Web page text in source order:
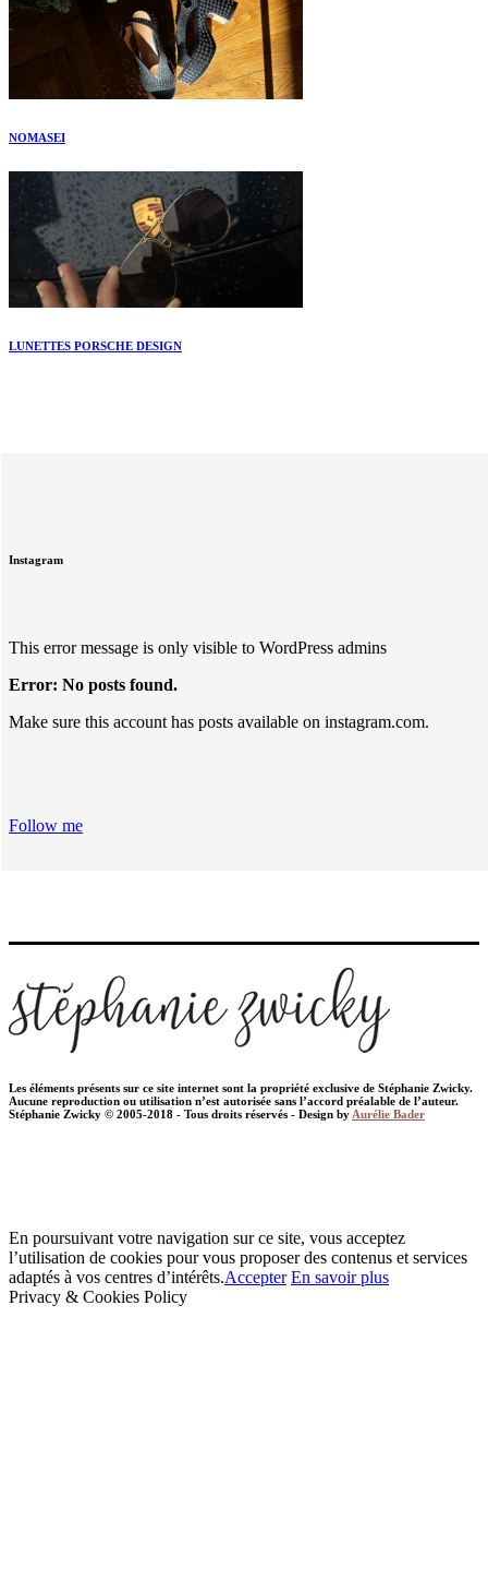
NOMASEI
LUNETTES PORSCHE DESIGN
Instagram
This error message is only visible to WordPress admins
Error: No posts found.
Make sure this account has posts available on instagram.com.
Follow me
Les éléments présents sur ce site internet sont la propriété exclusive de Stéphanie Zwicky.
Aucune reproduction ou utilisation n’est autorisée sans l’accord préalable de l’auteur.
Stéphanie Zwicky © 2005-2018 - Tous droits réservés - Design by Aurélie Bader
En poursuivant votre navigation sur ce site, vous acceptez
l’utilisation de cookies pour vous proposer des contenus et services
adaptés à vos centres d’intérêts.Accepter En savoir plus
Privacy & Cookies Policy